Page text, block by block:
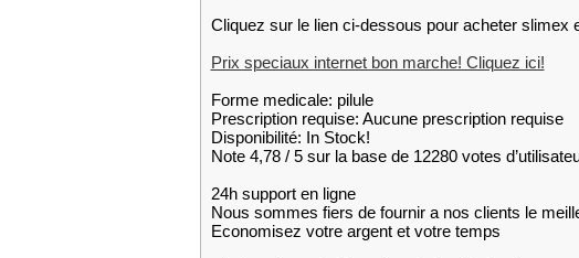
Cliquez sur le lien ci-dessous pour acheter slimex
Prix speciaux internet bon marche! Cliquez ici!
Forme medicale: pilule
Prescription requise: Aucune prescription requise
Disponibilité: In Stock!
Note 4,78 / 5 sur la base de 12280 votes
24h support en ligne
Nous sommes fiers de fournir a nos clients le
Economisez votre argent et votre temps